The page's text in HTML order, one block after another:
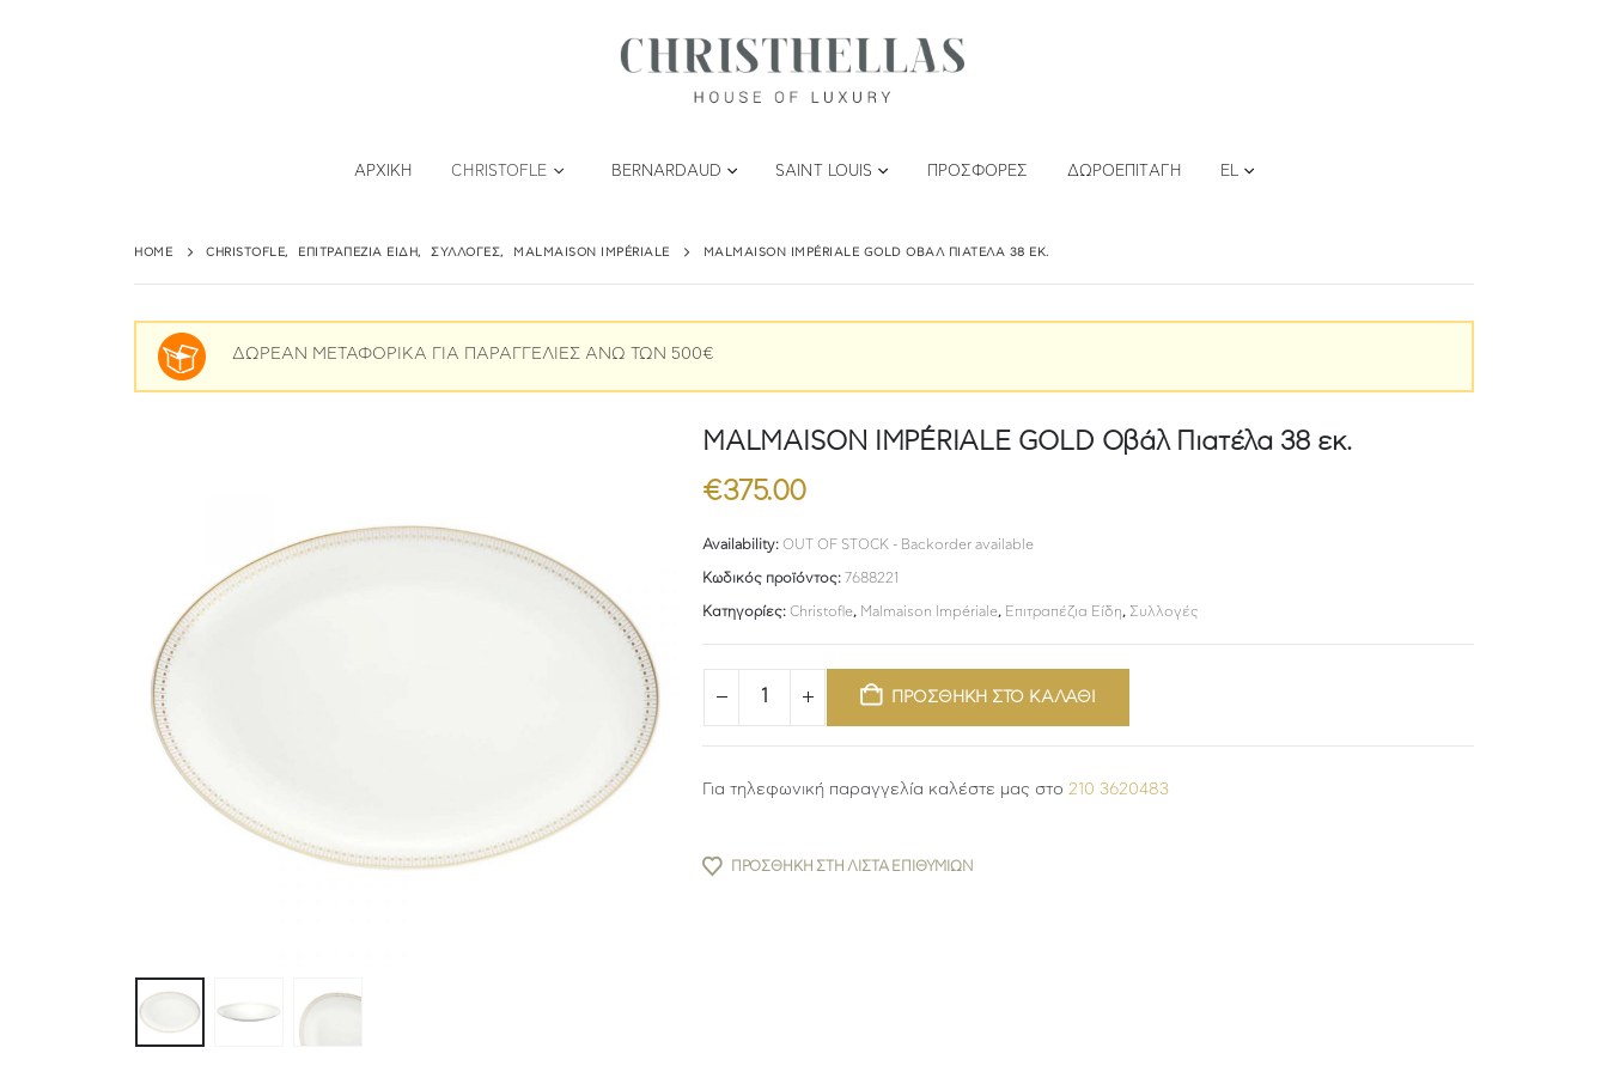
ΑΡΧΙΚΉ CHRISTOFLE BERNARDAUD SAINT LOUIS ΠΡΟΣΦΟΡΈΣ ΔΩΡΟΕΠΙΤΑΓΉ EL
HOME CHRISTOFLE, ΕΠΙΤΡΑΠΈΖΙΑ ΕΊΔΗ, ΣΥΛΛΟΓΈΣ, MALMAISON IMPÉRIALE MALMAISON IMPÉRIALE GOLD ΟΒΆΛ ΠΙΑΤΈΛΑ 38 ΕΚ.
ΔΩΡΕΑΝ ΜΕΤΑΦΟΡΙΚΑ ΓΙΑ ΠΑΡΑΓΓΕΛΙΕΣ ΑΝΩ ΤΩΝ 500€
MALMAISON IMPÉRIALE GOLD Οβάλ Πιατέλα 38 εκ.
€375.00
Availability: OUT OF STOCK - Backorder available
Κωδικός προϊόντος: 7688221
Κατηγορίες: Christofle, Malmaison Impériale, Επιτραπέζια Είδη, Συλλογές
ΠΡΟΣΘΗΚΗ ΣΤΟ ΚΑΛΑΘΙ
Για τηλεφωνική παραγγελία καλέστε μας στο 210 3620483
ΠΡΟΣΘΉΚΗ ΣΤΗ ΛΊΣΤΑ ΕΠΙΘΥΜΙΏΝ